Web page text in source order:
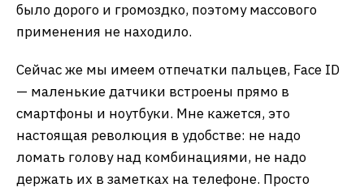
было дорого и громоздко, поэтому массового
применения не находило.
Сейчас же мы имеем отпечатки пальцев, Face ID
— маленькие датчики встроены прямо в
смартфоны и ноутбуки. Мне кажется, это
настоящая революция в удобстве: не надо
ломать голову над комбинациями, не надо
держать их в заметках на телефоне. Просто